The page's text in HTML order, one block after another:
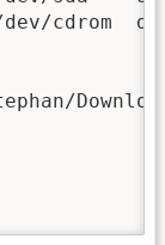
disk